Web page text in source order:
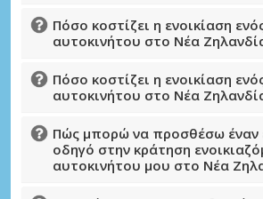
Πόσο κοστίζει η ενοικίαση
αυτοκινήτου στο Νέα
Πόσο κοστίζει η ενοικίαση
αυτοκινήτου στο Νέα
Πώς μπορώ να προσθέσω έναν
οδηγό στην κράτηση
αυτοκινήτου μου στο Νέα